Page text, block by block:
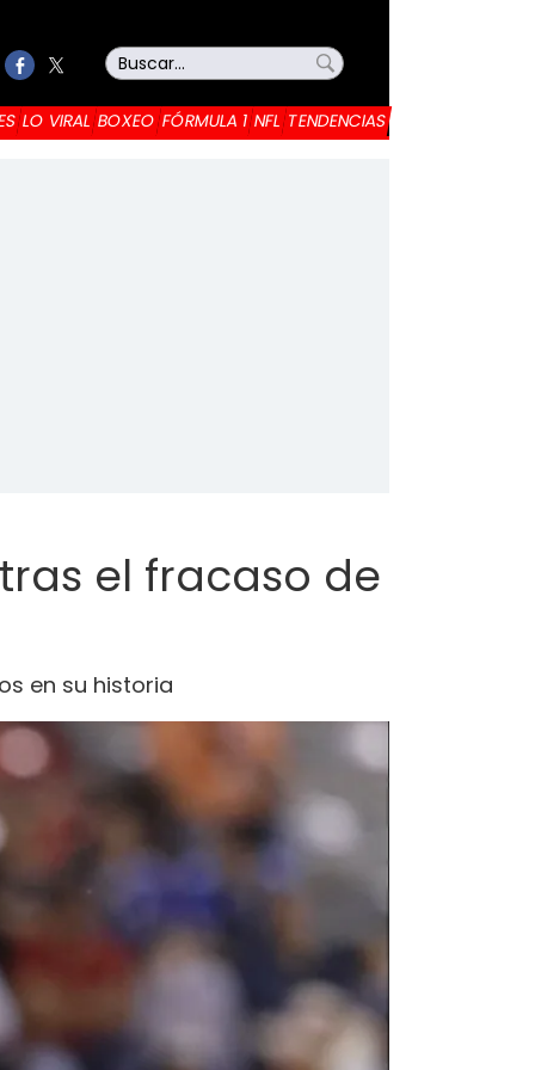
LO VIRAL BOXEO FÓRMULA 1 NFL TENDENCIAS
el fracaso de
en su historia